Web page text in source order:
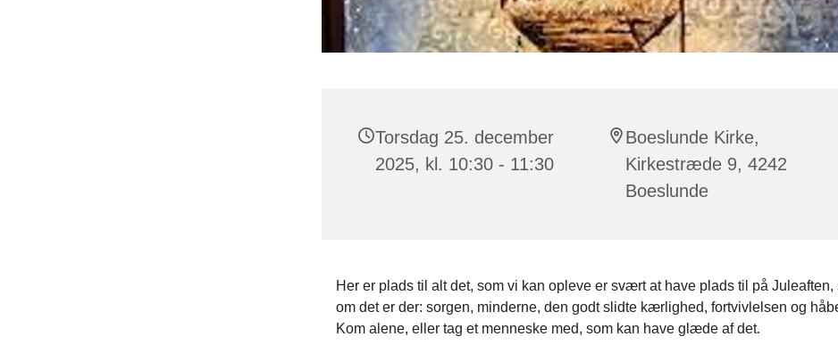
Torsdag 25. december
2025, kl. 10:30 - 11:30
Boeslunde Kirke,
Kirkestræde 9, 4242
Boeslunde
Her er plads til alt det, som vi kan opleve er svært at have plads til på Juleaften,
om det er der: sorgen, minderne, den godt slidte kærlighed, fortvivlelsen og
Kom alene, eller tag et menneske med, som kan have glæde af det.